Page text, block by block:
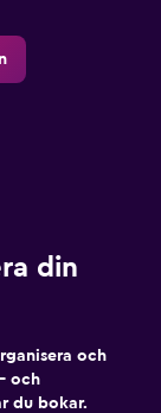
din
och
och
du bokar.